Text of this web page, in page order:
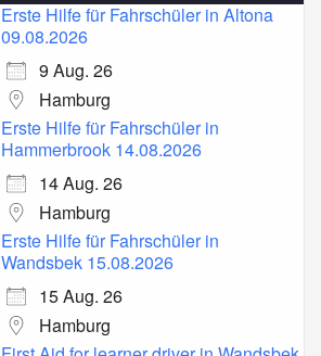
Erste Hilfe für Fahrschüler in Altona
09.08.2026
9 Aug. 26
Hamburg
Erste Hilfe für Fahrschüler in
Hammerbrook 14.08.2026
14 Aug. 26
Hamburg
Erste Hilfe für Fahrschüler in
Wandsbek 15.08.2026
15 Aug. 26
Hamburg